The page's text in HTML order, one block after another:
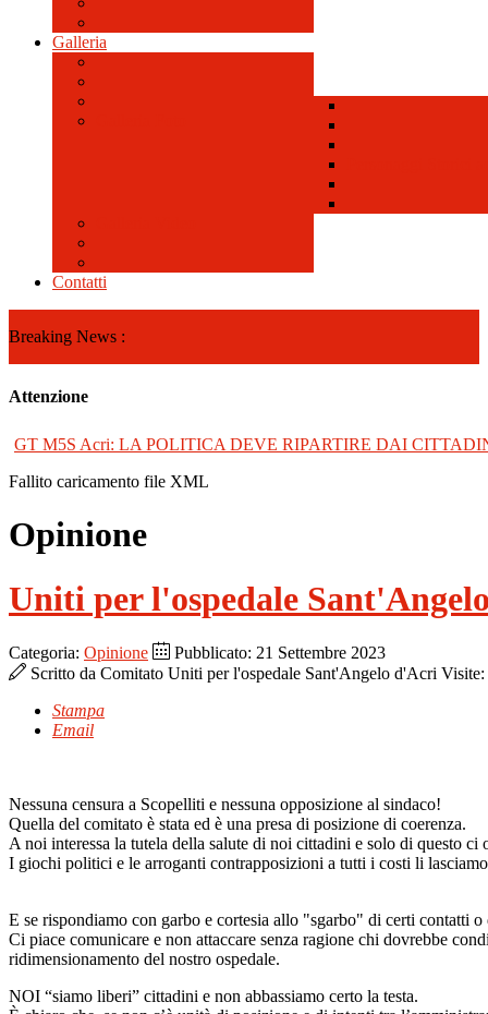
Galleria
Contatti
Breaking News :
GT M5S Acri: LA POLITICA DEVE RIPARTIRE DAI
Attenzione
Fallito caricamento file XML
Opinione
Uniti per l'ospedale
Categoria: Opinione
Pubblicato: 21 Settembre 2023
Scritto da Comitato Uniti per l'ospedale Sant'Angelo d'Acri Visite:
Stampa
Email
Nessuna censura a Scopelliti e nessuna opposizione al sindaco!
Quella del comitato è stata ed è una presa di posizione di coerenza.
A noi interessa la tutela della salute di noi cittadini e solo di questo ci
I giochi politici e le arroganti contrapposizioni a tutti i costi li
E se rispondiamo con garbo e cortesia allo "sgarbo" di certi contatti
Ci piace comunicare e non attaccare senza ragione chi dovrebbe
ridimensionamento del nostro ospedale.
NOI “siamo liberi” cittadini e non abbassiamo certo la testa.